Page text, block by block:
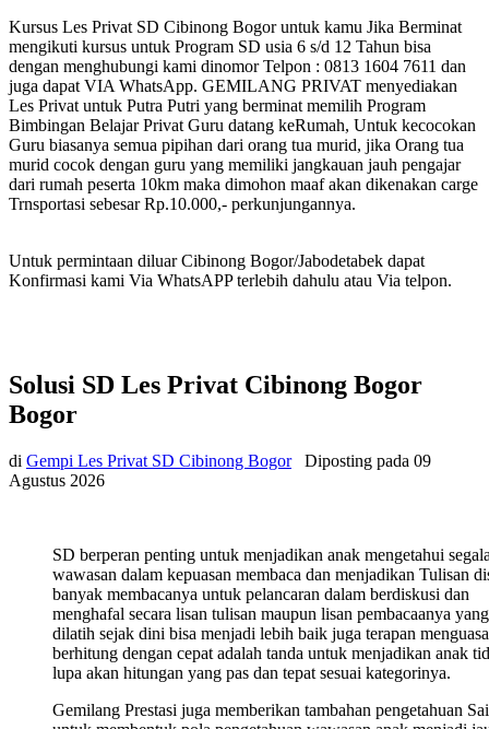
Kursus Les Privat SD Cibinong Bogor untuk kamu Jika Berminat
mengikuti kursus untuk Program SD usia 6 s/d 12 Tahun bisa
dengan menghubungi kami dinomor Telpon : 0813 1604 7611 dan
juga dapat VIA WhatsApp. GEMILANG PRIVAT menyediakan
Les Privat untuk Putra Putri yang berminat memilih Program
Bimbingan Belajar Privat Guru datang keRumah, Untuk kecocokan
Guru biasanya semua pipihan dari orang tua murid, jika Orang tua
murid cocok dengan guru yang memiliki jangkauan jauh pengajar
dari rumah peserta 10km maka dimohon maaf akan dikenakan carge
Trnsportasi sebesar Rp.10.000,- perkunjungannya.
Untuk permintaan diluar Cibinong Bogor/Jabodetabek dapat
Konfirmasi kami Via WhatsAPP terlebih dahulu atau Via telpon.
Solusi SD Les Privat Cibinong Bogor
Bogor
di Gempi Les Privat SD Cibinong Bogor Diposting pada 09
Agustus 2026
SD berperan penting untuk menjadikan anak mengetahui
wawasan dalam kepuasan membaca dan menjadikan Tulisan
banyak membacanya untuk pelancaran dalam berdiskusi dan
menghafal secara lisan tulisan maupun lisan pembacaanya yang
dilatih sejak dini bisa menjadi lebih baik juga terapan
berhitung dengan cepat adalah tanda untuk menjadikan anak
lupa akan hitungan yang pas dan tepat sesuai kategorinya.
Gemilang Prestasi juga memberikan tambahan pengetahuan